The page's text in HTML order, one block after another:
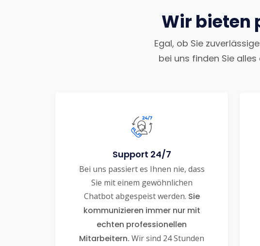
Wir bieten
Egal, ob Sie
bei uns finden Sie
Support 24/7
Bei uns passiert es Ihnen nie, dass
Sie mit einem gewöhnlichen
Chatbot abgespeist werden. Sie
kommunizieren immer nur mit
echten professionellen
Mitarbeitern. Wir sind 24 Stunden